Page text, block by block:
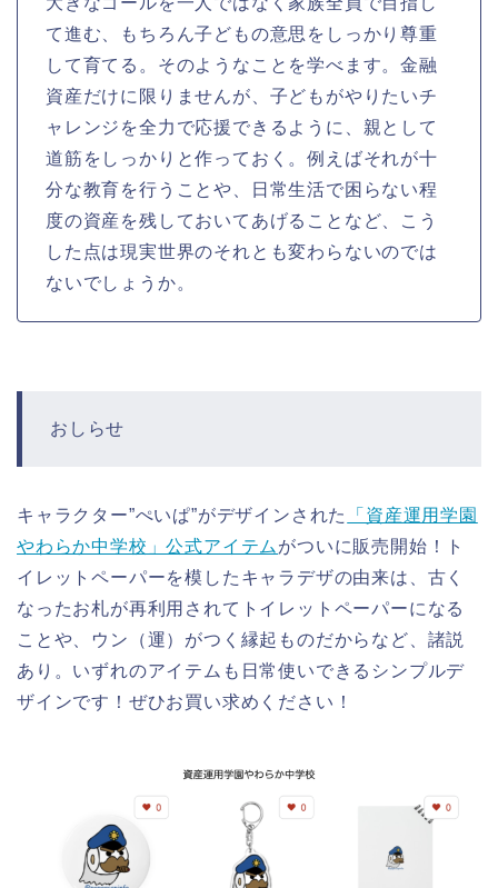
て進む、もちろん子どもの意思をしっかり尊重
して育てる。そのようなことを学べます。金融
資産だけに限りませんが、子どもがやりたいチ
ャレンジを全力で応援できるように、親として
道筋をしっかりと作っておく。例えばそれが十
分な教育を行うことや、日常生活で困らない程
度の資産を残しておいてあげることなど、こう
した点は現実世界のそれとも変わらないのでは
ないでしょうか。
おしらせ
キャラクター”ぺいぱ”がデザインされた
「資産運用学園
やわらか中学校」公式アイテム がついに販売開始！ト
イレットペーパーを模したキャラデザの由来は、古く
なったお札が再利用されてトイレットペーパーになる
ことや、ウン（運）がつく縁起ものだからなど、諸説
あり。いずれのアイテムも日常使いできるシンプルデ
ザインです！ぜひお買い求めください！